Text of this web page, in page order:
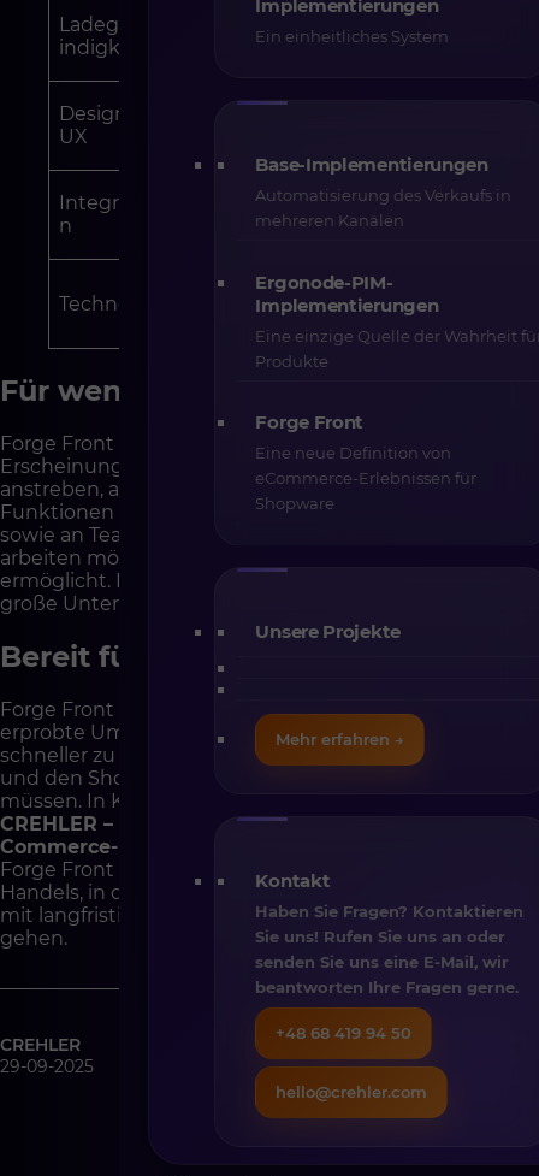
Implementierungen
Ein einheitliches System
Base-Implementierungen
Automatisierung des Verkaufs in
mehreren Kanälen
Ergonode-PIM-
Implementierungen
Eine einzige Quelle der Wahrheit
Produkte
Forge Front
Eine neue Definition von
eCommerce-Erlebnissen für
Shopware
Unsere Projekte
Mehr erfahren →
Kontakt
Haben Sie Fragen? Kontaktieren
Sie uns! Rufen Sie uns an oder
senden Sie uns eine E-Mail, wir
beantworten Ihre Fragen gerne.
+48 68 419 94 50
hello@crehler.com
Ladegeschw
indigkeit
SPA + JSON
Serverseitige
s HTML bei
Design und
UX
Modern,
Integratione
n
Headless,
API-ready
Manuelle
Integration
Technologie
Vue.js + Nuxt
Twig +
Bootstrap
(SSR)
Für wen ist Forge Front geeignet?
Forge Front richtet sich an Marken, die ein modernes
Erscheinungsbild und höhere Conversion-Raten
anstreben, an Unternehmen, die erweiterte B2B-
Funktionen entwickeln und Flexibilität benötigen,
sowie an Teams, die mit einem effizienten Frontend
arbeiten möchten, das schnelle Marktanpassungen
ermöglicht. Es eignet sich für mittelständische und
große Unternehmen im B2B- und B2C-Segment.
Bereit für die Zukunft
Forge Front ist mehr als nur Technologie. Es ist eine
erprobte Umgebung, die es Teams ermöglicht,
schneller zu arbeiten, Ideen effizienter umzusetzen
und den Shop zu skalieren, ohne alles neu schreiben zu
müssen. In Kombination mit der Expertise von
CREHLER – einem führenden Anbieter von B2B-E-
Commerce-Implementierungen auf Shopware –
Forge Front zur Grundlage des modernen Online-
Handels, in dem Leistung, Flexibilität und Skalierbarkeit
mit langfristigem Geschäftswachstum Hand in Hand
gehen.
CREHLER
29-09-2025